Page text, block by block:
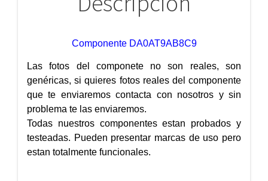
Componente DA0AT9AB8C9
Las fotos del componete no son reales, son
genéricas, si quieres fotos reales del componente
que te enviaremos contacta con nosotros y sin
problema te las enviaremos.
Todas nuestros componentes estan probados y
testeadas. Pueden presentar marcas de uso pero
estan totalmente funcionales.